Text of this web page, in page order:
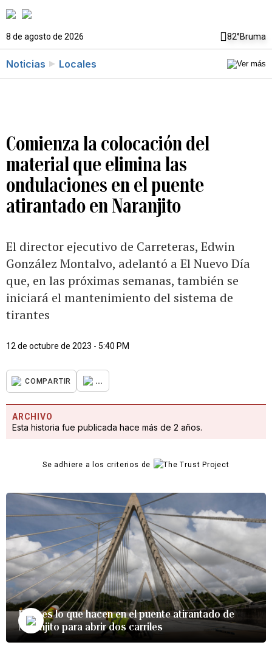
8 de agosto de 2026 82°Bruma
Noticias Locales
Comienza la colocación del
material que elimina las
ondulaciones en el puente
atirantado en Naranjito
El director ejecutivo de Carreteras, Edwin
González Montalvo, adelantó a El Nuevo Día
que, en las próximas semanas, también se
iniciará el mantenimiento del sistema de
tirantes
12 de octubre de 2023 - 5:40 PM
COMPARTIR ...
ARCHIVO
Esta historia fue publicada hace más de 2 años.
Se adhiere a los criterios de
Esto es lo que hacen en el puente atirantado de
Naranjito para abrir dos carriles